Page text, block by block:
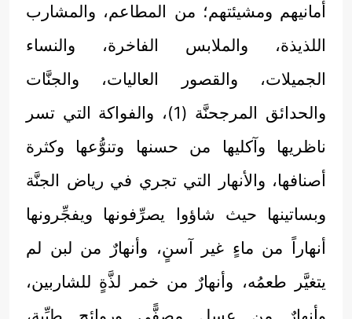
أمانيهم ومشيئتهم؛ من المطاعم، والمشارب
اللذيذة، والملابس الفاخرة، والنساء
الجميلات، والقصور العاليات، والجنَّات
والحدائق المرجحنَّة (1)، والفواكة التي تسر
ناظريها وآكليها من حسنها وتنوُّعها وكثرة
أصنافها، والأنهار التي تجري في رياض الجنَّة
وبساتينها حيث شاؤوا يصرِّفونها ويفجِّرونها
أنهاراً من ماءٍ غير آسنٍ، وأنهارٌ من لبن لم
يتغيَّر طعمُه، وأنهارٌ من خمر لذَّةٍ للشاربين،